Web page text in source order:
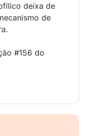
deixa de
de
#156 do